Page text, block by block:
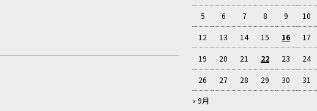
« 9月
5 6 7 8 9 10
12 13 14 15 16 17
19 20 21 22 23 24
26 27 28 29 30 31